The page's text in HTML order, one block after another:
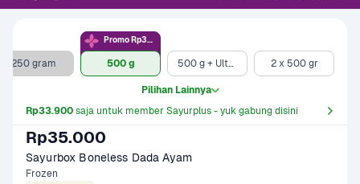
250 gram 500 g
Promo Rp33.9rb
500 g + Ultra Milk UHT Full Cream 750 ml 2 x 500 gr
Pilihan Lainnya
Rp33.900 saja untuk member Sayurplus - yuk gabung disini
Rp35.000
Sayurbox Boneless Dada Ayam
Frozen